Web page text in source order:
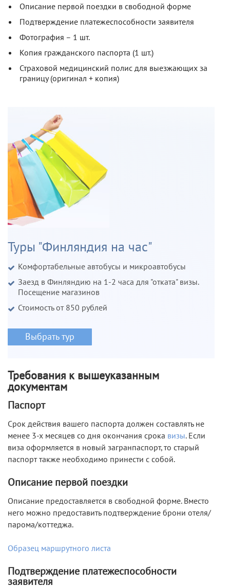
Описание первой поездки в свободной форме
Подтверждение платежеспособности заявителя
Фотография – 1 шт.
Копия гражданского паспорта (1 шт.)
Страховой медицинский полис для выезжающих за
границу (оригинал + копия)
Туры "Финляндия на час"
Комфортабельные автобусы и микроавтобусы
Заезд в Финляндию на 1-2 часа для "отката" визы.
Посещение магазинов
Стоимость от 850 рублей
Выбрать тур
Требования к вышеуказанным
документам
Паспорт
Срок действия вашего паспорта должен составлять не
менее 3-х месяцев со дня окончания срока визы. Если
виза оформляется в новый загранпаспорт, то старый
паспорт также необходимо принести с собой.
Описание первой поездки
Описание предоставляется в свободной форме. Вместо
него можно предоставить подтверждение брони отеля/
парома/коттеджа.
Образец маршрутного листа
Подтверждение платежеспособности
заявителя